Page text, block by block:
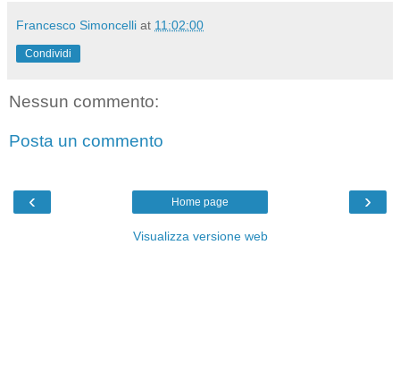
Francesco Simoncelli at 11:02:00
Condividi
Nessun commento:
Posta un commento
‹ ›
Home page
Visualizza versione web